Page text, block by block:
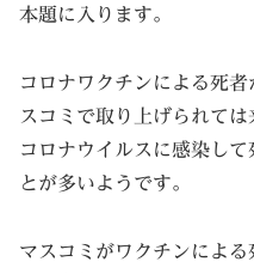
本題に入ります。
コロナワクチンによる死
スコミで取り上げられて
コロナウイルスに感染し
とが多いようです。
マスコミがワクチンによる